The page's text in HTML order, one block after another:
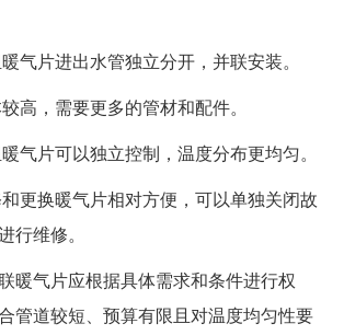
气片进出水管独立分开，并联安装。
高，需要更多的管材和配件。
气片可以独立控制，温度分布更均匀。
更换暖气片相对方便，可以单独关闭故
行维修。
暖气片应根据具体需求和条件进行权
管道较短、预算有限且对温度均匀性要